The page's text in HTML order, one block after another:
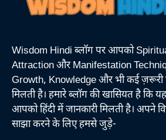
Wisdom Hindi ब्लॉग पर आपको
Attraction और Manifestation
Growth, Knowledge और भी कई ज़रूरी
मिलती है। हमारे ब्लॉग की खासियत है कि
आपको हिंदी में जानकारी मिलती है। अपने
साझा करने के लिए हमसे जुड़े-